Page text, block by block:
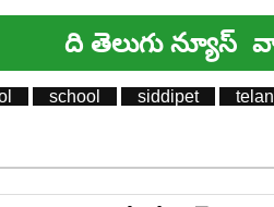
ది తెలుగు న్యూస్
school siddipet